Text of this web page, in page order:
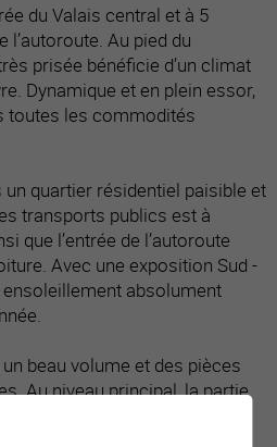
du Valais central et à 5
l’autoroute. Au pied du
prisée bénéficie d’un climat
Dynamique et en plein essor,
toutes les commodités
quartier résidentiel paisible et
transports publics est à
que l’entrée de l’autoroute
Avec une exposition Sud -
ensoleillement absolument
beau volume et des pièces
Au niveau principal, la partie
et séjour) ainsi que la
sur une terrasse couverte